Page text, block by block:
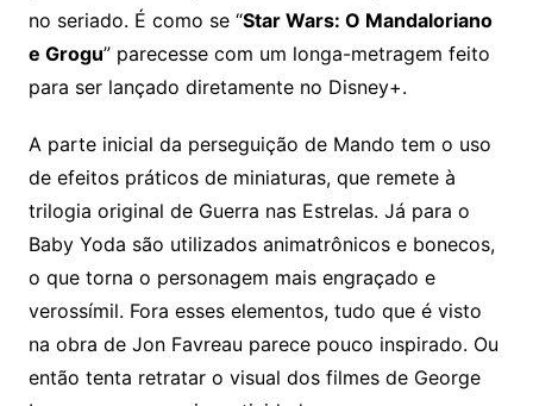
no seriado. É como se “Star Wars: O Mandaloriano
e Grogu” parecesse com um longa-metragem feito
para ser lançado diretamente no Disney+.
A parte inicial da perseguição de Mando tem o uso
de efeitos práticos de miniaturas, que remete à
trilogia original de Guerra nas Estrelas. Já para o
Baby Yoda são utilizados animatrônicos e bonecos,
o que torna o personagem mais engraçado e
verossímil. Fora esses elementos, tudo que é visto
na obra de Jon Favreau parece pouco inspirado. Ou
então tenta retratar o visual dos filmes de George